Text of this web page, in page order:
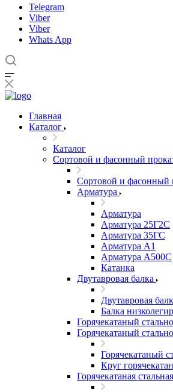
Telegram
Viber
Viber
Whats App
Главная
Каталог
Каталог
Сортовой и фасонный
Сортовой и фасонный
Арматура
Арматура
Арматура 25Г2С
Арматура 35ГС
Арматура А1
Арматура А500С
Катанка
Двутавровая балка
Двутавровая
Балка
Горячекатаный
Горячекатаный
Горячекатаный
Круг
Горячекатаная